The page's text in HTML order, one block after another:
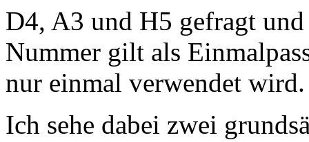
D4, A3 und H5 gefragt
Nummer gilt als
nur einmal verwendet wird.
Ich sehe dabei zwei